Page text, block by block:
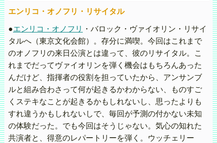
エンリコ・オノフリ・リサイタル
●エンリコ・オノフリ
・バロック・ヴァイオリン・リサイ
タルへ（東京文化会館）。存分に満喫。今回はこれまで
のオノフリの来日公演とは違って、彼のリサイタル。こ
れまでだってヴァイオリンを弾く機会はもちろんあった
んだけど、指揮者の役割を担っていたから、アンサンブ
ルと組み合わさって何が起きるかわからない、ものすご
くステキなことが起きるかもしれないし、思ったよりも
すれ違うかもしれないしで、毎回が予測の付かない未知
の体験だった。でも今回はそうじゃない。気心の知れた
共演者と、得意のレパートリーを弾く。ウッチェリー